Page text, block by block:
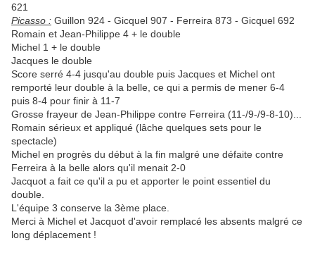
621
Picasso : Guillon 924 - Gicquel 907 - Ferreira 873 - Gicquel 692
Romain et Jean-Philippe 4 + le double
Michel 1 + le double
Jacques le double
Score serré 4-4 jusqu'au double puis Jacques et Michel ont
remporté leur double à la belle, ce qui a permis de mener 6-4
puis 8-4 pour finir à 11-7
Grosse frayeur de Jean-Philippe contre Ferreira (11-/9-/9-8-10)...
Romain sérieux et appliqué (lâche quelques sets pour le
spectacle)
Michel en progrès du début à la fin malgré une défaite contre
Ferreira à la belle alors qu'il menait 2-0
Jacquot a fait ce qu'il a pu et apporter le point essentiel du
double.
L'équipe 3 conserve la 3ème place.
Merci à Michel et Jacquot d'avoir remplacé les absents malgré ce
long déplacement !